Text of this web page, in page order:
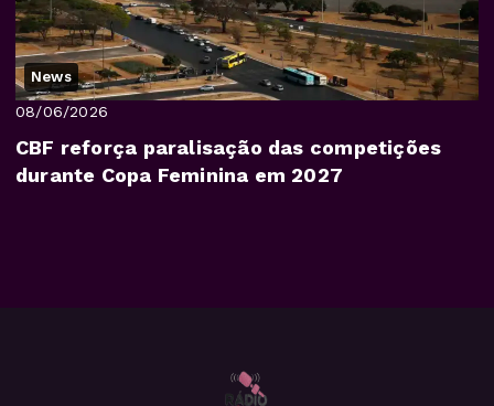
News
08/06/2026
CBF reforça paralisação das competições
durante Copa Feminina em 2027